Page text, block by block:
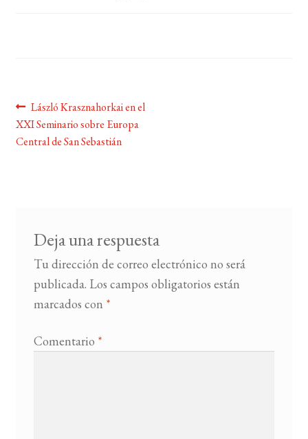
Navegación
de
Anterior:
László Krasznahorkai en el
XXI Seminario sobre Europa
Central de San Sebastián
Deja una respuesta
Tu dirección de correo electrónico no será
publicada. Los campos obligatorios están
marcados con *
Comentario *